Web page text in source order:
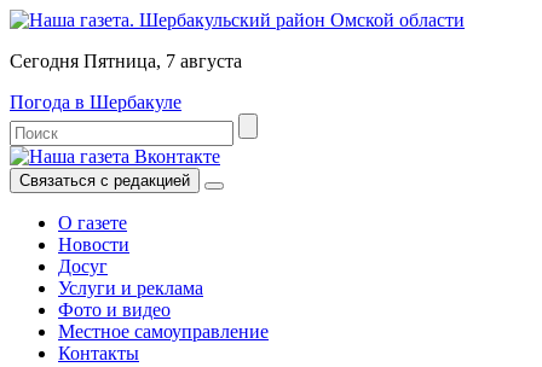
Сегодня Пятница, 7 августа
Погода в Шербакуле
Связаться с редакцией
О газете
Новости
Досуг
Услуги и реклама
Фото и видео
Местное самоуправление
Контакты